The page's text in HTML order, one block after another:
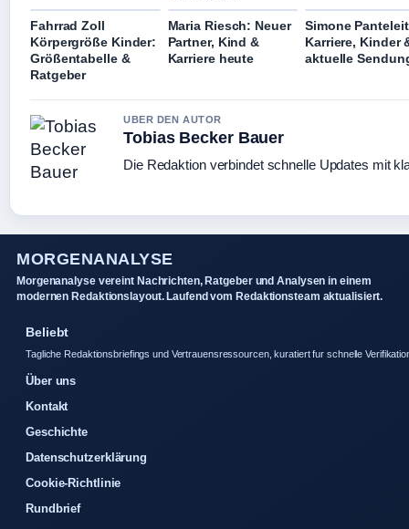
Fahrrad Zoll
Körpergröße Kinder:
Größentabelle &
Ratgeber
Maria Riesch: Neuer
Partner, Kind &
Karriere heute
Simone
Karriere, Kinder
aktuelle
UBER DEN AUTOR
Tobias Becker Bauer
Die Redaktion verbindet schnelle Updates mit
MORGENANALYSE
Morgenanalyse vereint Nachrichten, Ratgeber und Analysen in einem
modernen Redaktionslayout. Laufend vom Redaktionsteam aktualisiert.
Beliebt
Tagliche Redaktionsbriefings und Vertrauensressourcen, kuratiert fur schnelle
Über uns
Kontakt
Geschichte
Datenschutzerklärung
Cookie-Richtlinie
Rundbrief